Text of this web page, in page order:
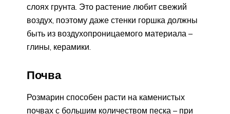
слоях грунта. Это растение любит свежий
воздух, поэтому даже стенки горшка должны
быть из воздухопроницаемого материала –
глины, керамики.
Почва
Розмарин способен расти на каменистых
почвах с большим количеством песка – при